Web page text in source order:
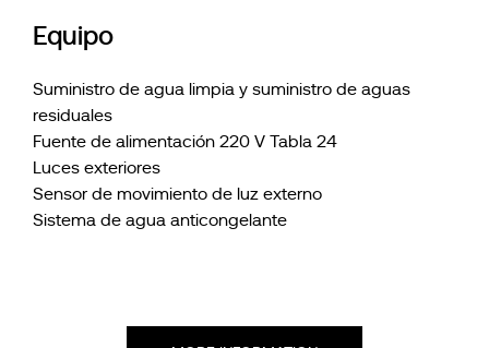
Equipo
Suministro de agua limpia y suministro de aguas
residuales
Fuente de alimentación 220 V Tabla 24
Luces exteriores
Sensor de movimiento de luz externo
Sistema de agua anticongelante